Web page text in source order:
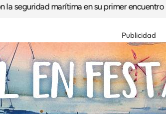
marítima en su primer encuentro institucional
Publicidad